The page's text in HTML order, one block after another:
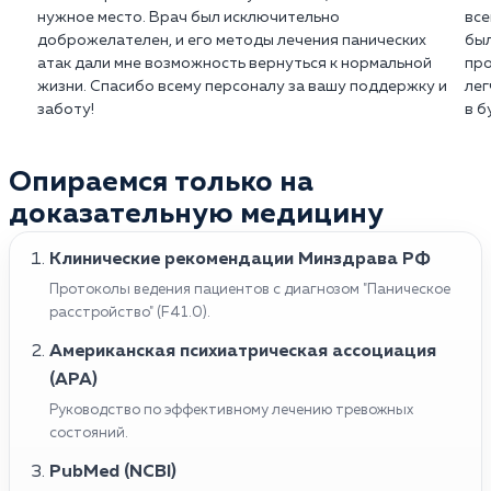
(Xanax XR) или клоназепам (Klonopin).
Важно помнить, что лечение панических атак
должно быть назначено и контролироваться
врачом.
нужное место. Врач был исключительно
доброжелателен, и его методы лечения панических
атак дали мне возможность вернуться к нормальной
жизни. Спасибо всему персоналу за вашу поддержку и
заботу!
в
Опираемся только на
доказательную медицину
Клинические рекомендации Минздрава РФ
Протоколы ведения пациентов с диагнозом "Паническое
расстройство" (F41.0).
Американская психиатрическая ассоциация
(APA)
Руководство по эффективному лечению тревожных
состояний.
PubMed (NCBI)